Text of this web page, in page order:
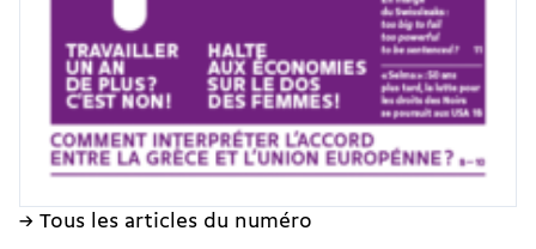
→ Tous les articles du numéro